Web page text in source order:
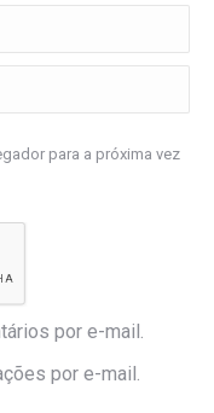
para a próxima vez
por e-mail.
por e-mail.